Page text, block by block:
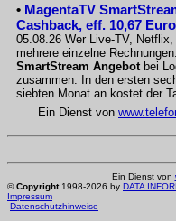
• MagentaTV
Cashback, eff. 10,67 Euro
05.08.26 Wer Live-TV,
mehrere einzelne
SmartStream Angebotbei
zusammen. In den ersten
siebten Monat an kostet der
Ein Dienst von
Ein Dienst von
©Copyright1998-2026 by DATA
Impressum
Datenschutzhinweise